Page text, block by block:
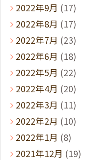
2022年9月 (17)
2022年8月 (17)
2022年7月 (23)
2022年6月 (18)
2022年5月 (22)
2022年4月 (20)
2022年3月 (11)
2022年2月 (10)
2022年1月 (8)
2021年12月 (19)